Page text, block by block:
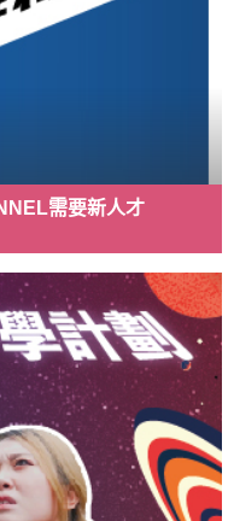
需要新人才